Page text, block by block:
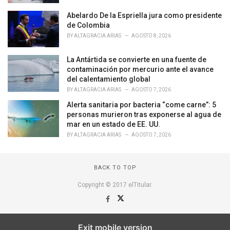
Abelardo De la Espriella jura como presidente
de Colombia
BYALTAGRACIA ARIAS AGOSTO 8, 2026
La Antártida se convierte en una fuente de
contaminación por mercurio ante el avance
del calentamiento global
BYALTAGRACIA ARIAS AGOSTO 7, 2026
Alerta sanitaria por bacteria “come carne”: 5
personas murieron tras exponerse al agua de
mar en un estado de EE. UU.
BYALTAGRACIA ARIAS AGOSTO 7, 2026
BACK TO TOP
Copyright © 2017 elTitular.
Exit mobile version